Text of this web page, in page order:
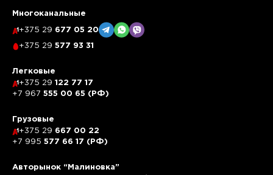
Многоканальные
+375 29 677 05 20
+375 29 577 93 31
Легковые
+375 29 122 77 17
+7 967 555 00 65 (РФ)
Грузовые
+375 29 667 00 22
+7 995 577 66 17 (РФ)
Авторынок “Малиновка”